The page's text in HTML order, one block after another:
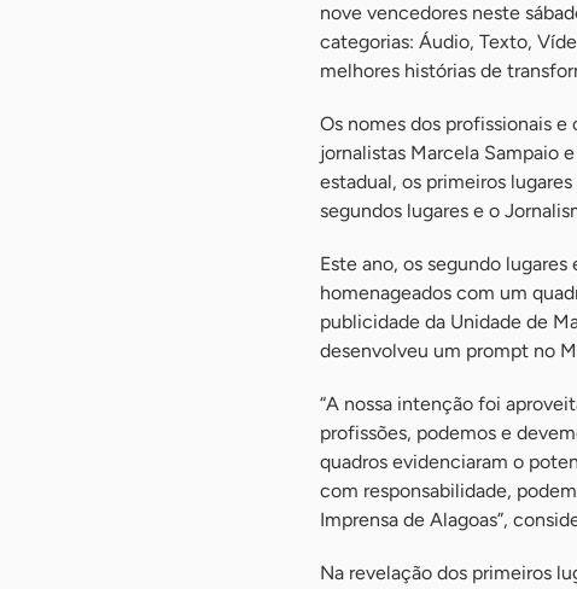
nove vencedores neste
categorias: Áudio, Texto,
melhores histórias de
Os nomes dos profissionais
jornalistas Marcela Sampaio
estadual, os primeiros
segundos lugares e o
Este ano, os segundo
homenageados com um
publicidade da Unidade de
desenvolveu um prompt no
“A nossa intenção foi
profissões, podemos e
quadros evidenciaram o
com responsabilidade,
Imprensa de Alagoas”,
Na revelação dos primeiros